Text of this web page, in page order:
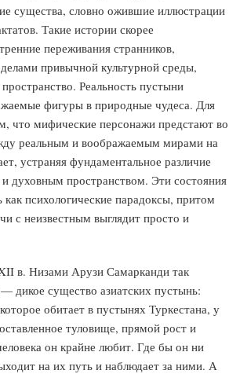
существа, словно ожившие иллюстрации
Такие истории скорее
переживания странников,
привычной культурной среды,
Реальность пустыни
фигуры в природные чудеса. Для
что мифические персонажи предстают во
реальным и воображаемым мирами на
устраняя фундаментальное различие
духовным пространством. Эти состояния
как психологические парадоксы, притом
с неизвестным выглядит просто и
в. Низами Арузи Самарканди так
дикое существо азиатских пустынь:
обитает в пустынях Туркестана, у
туловище, прямой рост и
он крайне любит. Где бы он ни
на их путь и наблюдает за ними. А